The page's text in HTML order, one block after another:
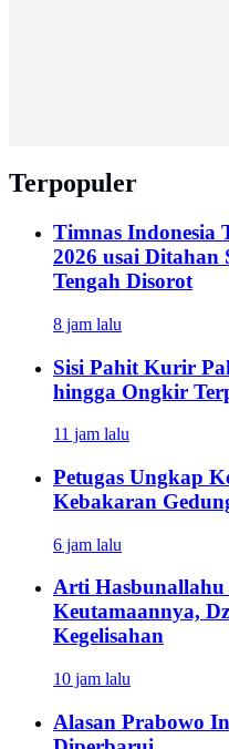
Terpopuler
Timnas Indonesia
2026 usai
Tengah Disorot
8 jam lalu
Sisi Pahit Kurir
hingga Ongkir
11 jam lalu
Petugas Ungkap
Kebakaran
6 jam lalu
Arti Hasbunallahu
Keutamaannya,
Kegelisahan
10 jam lalu
Alasan Prabowo